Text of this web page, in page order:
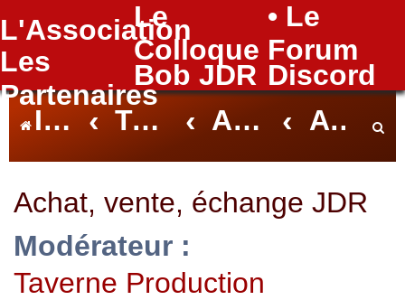
L'Association
Le
Colloque
• Le
Forum
Les
Partenaires
Bob JDR Discord
FAQ
Index du forum Taverne Autour du JDR Achat, vente, échange JDR
Achat, vente, échange JDR
Modérateur :
Taverne Production